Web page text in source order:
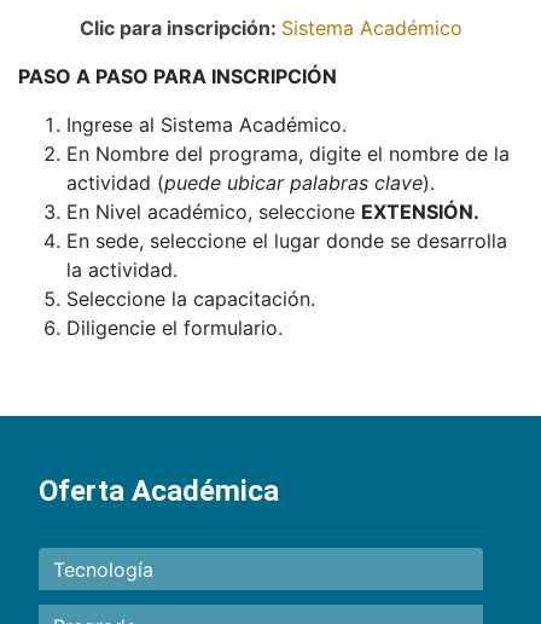
Clic para inscripción: Sistema Académico
PASO A PASO PARA INSCRIPCIÓN
Ingrese al Sistema Académico.
En Nombre del programa, digite el nombre de la
actividad (puede ubicar palabras clave).
En Nivel académico, seleccione EXTENSIÓN.
En sede, seleccione el lugar donde se desarrolla
la actividad.
Seleccione la capacitación.
Diligencie el formulario.
Oferta Académica
Tecnología